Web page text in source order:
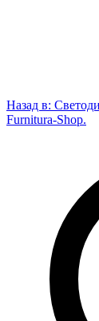
Назад в:
Furnitura-Shop.